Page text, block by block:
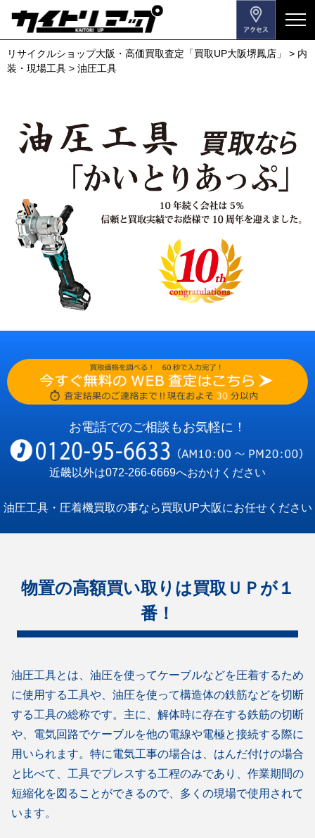
メ
ニ
ュ
す
リサイクルショップ大阪・高価買取査定「買取UP大阪堺鳳店」 > 内
装・現場工具 > 油圧工具
お電話でのご相談もお気軽に！
近畿以外は072-266-6669へおかけください
油圧工具・圧着機買取の事なら買取UP大阪にお任せください
物置の高額買い取りは買取ＵＰが１
番！
油圧工具とは、油圧を使ってケーブルなどを圧着するため
に使用する工具や、油圧を使って構造体の鉄筋などを切断
する工具の総称です。主に、解体時に存在する鉄筋の切断
や、電気回路でケーブルを他の電線や電極と接続する際に
用いられます。特に電気工事の場合は、はんだ付けの場合
と比べて、工具でプレスする工程のみであり、作業期間の
短縮化を図ることができるので、多くの現場で使用されて
います。